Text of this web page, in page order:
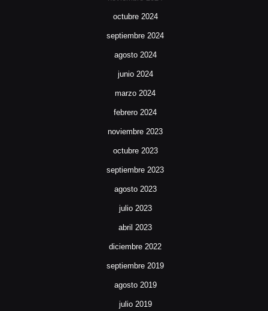
octubre 2024
septiembre 2024
agosto 2024
junio 2024
marzo 2024
febrero 2024
noviembre 2023
octubre 2023
septiembre 2023
agosto 2023
julio 2023
abril 2023
diciembre 2022
septiembre 2019
agosto 2019
julio 2019